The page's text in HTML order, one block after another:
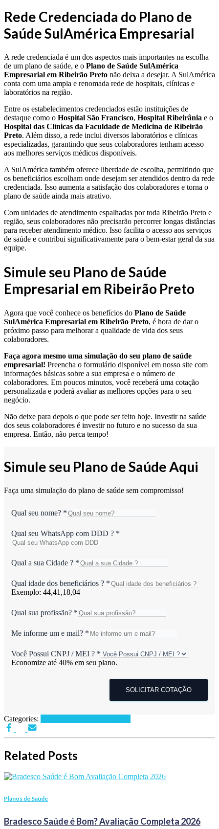
Rede Credenciada do Plano de
Saúde SulAmérica Empresarial
A rede credenciada é um dos aspectos mais importantes na escolha
de um plano de saúde, e o Plano de Saúde SulAmérica
Empresarial em Ribeirão Preto não deixa a desejar. A SulAmérica
conta com uma ampla e renomada rede de hospitais, clínicas e
laboratórios na região.
Entre os estabelecimentos credenciados estão instituições de
destaque como o Hospital São Francisco, Hospital Ribeirânia e o
Hospital das Clínicas da Faculdade de Medicina de Ribeirão
Preto. Além disso, a rede inclui diversos laboratórios e clínicas
especializadas, garantindo que seus colaboradores tenham acesso
aos melhores serviços médicos disponíveis.
A SulAmérica também oferece liberdade de escolha, permitindo que
os beneficiários escolham onde desejam ser atendidos dentro da rede
credenciada. Isso aumenta a satisfação dos colaboradores e torna o
plano de saúde ainda mais atrativo.
Com unidades de atendimento espalhadas por toda Ribeirão Preto e
região, seus colaboradores não precisarão percorrer longas distâncias
para receber atendimento médico. Isso facilita o acesso aos serviços
de saúde e contribui significativamente para o bem-estar geral da sua
equipe.
Simule seu Plano de Saúde
Empresarial em Ribeirão Preto
Agora que você conhece os benefícios do Plano de Saúde
SulAmérica Empresarial em Ribeirão Preto, é hora de dar o
próximo passo para melhorar a qualidade de vida dos seus
colaboradores.
Faça agora mesmo uma simulação do seu plano de saúde
empresarial! Preencha o formulário disponível em nosso site com
informações básicas sobre a sua empresa e o número de
colaboradores. Em poucos minutos, você receberá uma cotação
personalizada e poderá avaliar as melhores opções para o seu
negócio.
Não deixe para depois o que pode ser feito hoje. Investir na saúde
dos seus colaboradores é investir no futuro e no sucesso da sua
empresa. Então, não perca tempo!
Simule seu Plano de Saúde Aqui
Faça uma simulação do plano de saúde sem compromisso!
Qual seu nome? *
Qual seu WhatsApp com DDD ? *
Qual a sua Cidade ? *
Qual idade dos beneficiários ? *
Exemplo: 44,41,18,04
Qual sua profissão? *
Me informe um e mail? *
Você Possui CNPJ / MEI ? *
Economize até 40% em seu plano.
SOLICITAR COTAÇÃO
Categories:
Related Posts
Planos de Saúde
Bradesco Saúde é Bom? Avaliação Completa 2026